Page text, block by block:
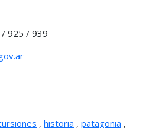
925 / 939
, historia , patagonia ,